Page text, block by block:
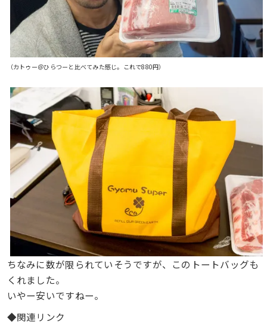
（カトゥー＠ひらつーと比べてみた感じ。これで880円）
ちなみに数が限られていそうですが、このトートバッグも
くれました。
いやー安いですねー。
◆関連リンク